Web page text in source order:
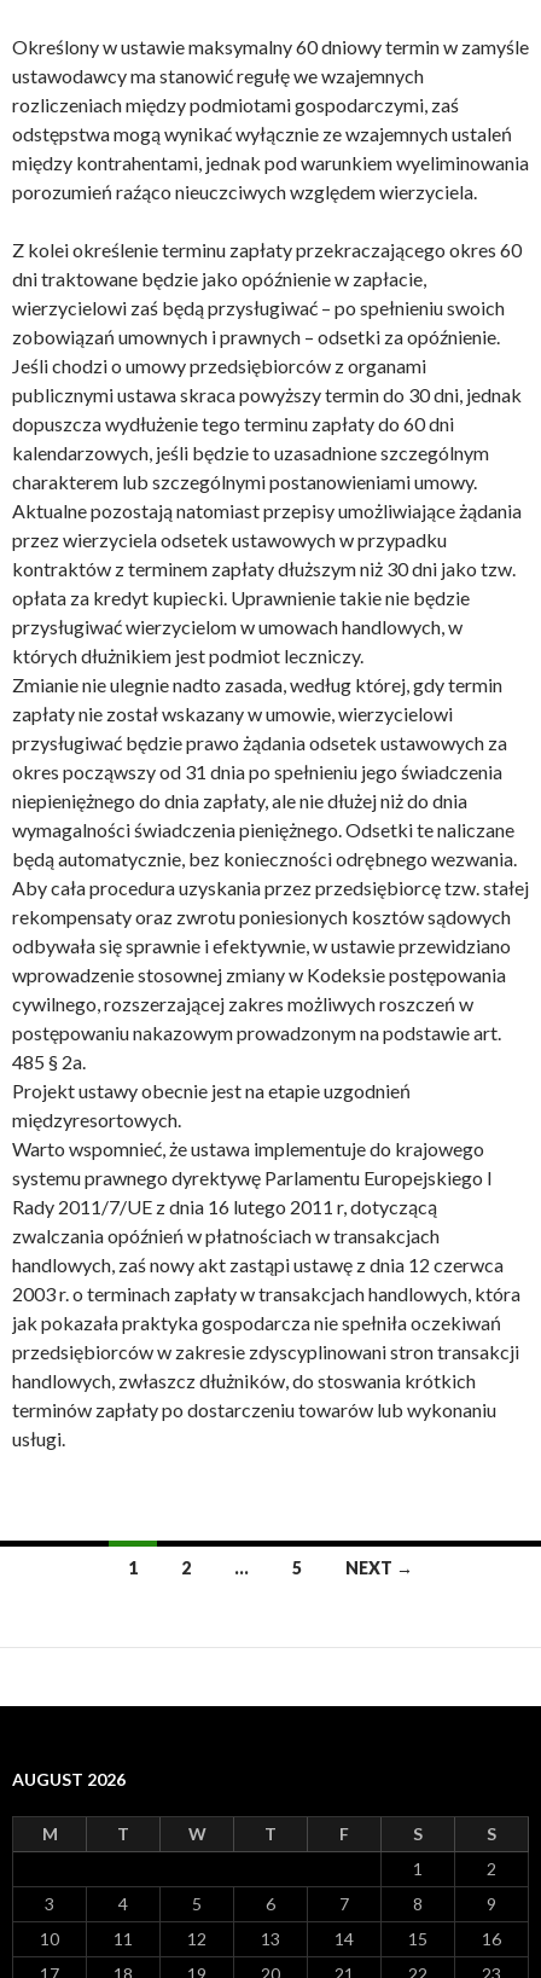
Określony w ustawie maksymalny 60 dniowy termin w zamyśle
ustawodawcy ma stanowić regułę we wzajemnych
rozliczeniach między podmiotami gospodarczymi, zaś
odstępstwa mogą wynikać wyłącznie ze wzajemnych ustaleń
między kontrahentami, jednak pod warunkiem wyeliminowania
porozumień raźąco nieuczciwych względem wierzyciela.
Z kolei określenie terminu zapłaty przekraczającego okres 60
dni traktowane będzie jako opóźnienie w zapłacie,
wierzycielowi zaś będą przysługiwać – po spełnieniu swoich
zobowiązań umownych i prawnych – odsetki za opóźnienie.
Jeśli chodzi o umowy przedsiębiorców z organami
publicznymi ustawa skraca powyższy termin do 30 dni, jednak
dopuszcza wydłużenie tego terminu zapłaty do 60 dni
kalendarzowych, jeśli będzie to uzasadnione szczególnym
charakterem lub szczególnymi postanowieniami umowy.
Aktualne pozostają natomiast przepisy umożliwiające żądania
przez wierzyciela odsetek ustawowych w przypadku
kontraktów z terminem zapłaty dłuższym niż 30 dni jako tzw.
opłata za kredyt kupiecki. Uprawnienie takie nie będzie
przysługiwać wierzycielom w umowach handlowych, w
których dłużnikiem jest podmiot leczniczy.
Zmianie nie ulegnie nadto zasada, według której, gdy termin
zapłaty nie został wskazany w umowie, wierzycielowi
przysługiwać będzie prawo żądania odsetek ustawowych za
okres począwszy od 31 dnia po spełnieniu jego świadczenia
niepieniężnego do dnia zapłaty, ale nie dłużej niż do dnia
wymagalności świadczenia pieniężnego. Odsetki te naliczane
będą automatycznie, bez konieczności odrębnego wezwania.
Aby cała procedura uzyskania przez przedsiębiorcę tzw. stałej
rekompensaty oraz zwrotu poniesionych kosztów sądowych
odbywała się sprawnie i efektywnie, w ustawie przewidziano
wprowadzenie stosownej zmiany w Kodeksie postępowania
cywilnego, rozszerzającej zakres możliwych roszczeń w
postępowaniu nakazowym prowadzonym na podstawie art.
485 § 2a.
Projekt ustawy obecnie jest na etapie uzgodnień
międzyresortowych.
Warto wspomnieć, że ustawa implementuje do krajowego
systemu prawnego dyrektywę Parlamentu Europejskiego I
Rady 2011/7/UE z dnia 16 lutego 2011 r, dotyczącą
zwalczania opóźnień w płatnościach w transakcjach
handlowych, zaś nowy akt zastąpi ustawę z dnia 12 czerwca
2003 r. o terminach zapłaty w transakcjach handlowych, która
jak pokazała praktyka gospodarcza nie spełniła oczekiwań
przedsiębiorców w zakresie zdyscyplinowani stron transakcji
handlowych, zwłaszcz dłużników, do stoswania krótkich
terminów zapłaty po dostarczeniu towarów lub wykonaniu
usługi.
navigation
1 2 … 5 NEXT →
AUGUST 2026
M T W T F S S
1
2
3
4 5 6 7 8
9
10
11 12 13 14 15
16
17
18 19 20 21 22
23